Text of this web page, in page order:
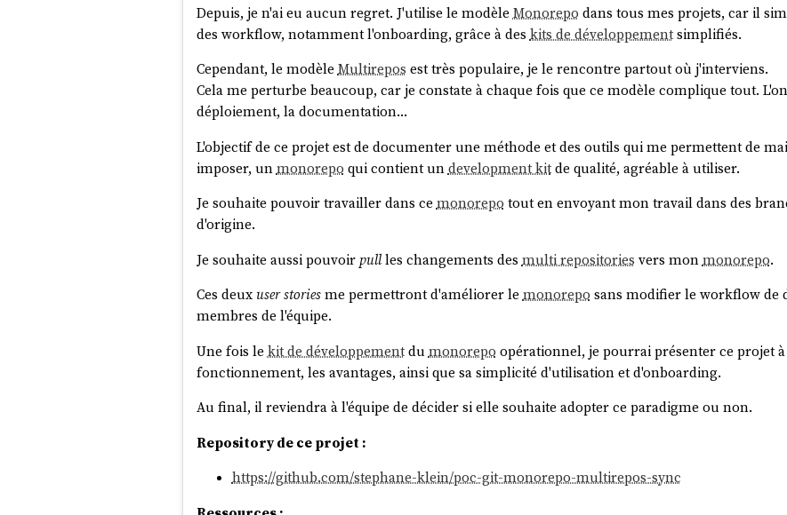
Depuis, je n'ai eu aucun regret. J'utilise le modèle Monorepo dans tous mes projets, car il
des workflow, notamment l'onboarding, grâce à des kits de développementsimplifiés.
Cependant, le modèleMultirepos est très populaire, je le rencontre partout où j'interviens.
Cela me perturbe beaucoup, car je constate à chaque fois que ce modèle complique tout.
déploiement, la documentation…
L'objectif de ce projet est de documenter une méthode et des outils qui me permettent de
imposer, unmonorepo qui contient undevelopment kitde qualité, agréable à utiliser.
Je souhaite pouvoir travailler dans cemonorepo tout en envoyant mon travail dans des
d'origine.
Je souhaite aussi pouvoirpullles changements des multi repositories vers monmonorepo.
Ces deuxuser storiesme permettront d'améliorer le monorepo sans modifier le workflow de
membres de l'équipe.
Une fois le kit de développementdu monorepo opérationnel, je pourrai présenter ce projet
fonctionnement, les avantages, ainsi que sa simplicité d'utilisation et d'onboarding.
Au final, il reviendra à l'équipe de décider si elle souhaite adopter ce paradigme ou non.
Repository de ce projet :
https://github.com/stephane-klein/poc-git-monorepo-multirepos-sync